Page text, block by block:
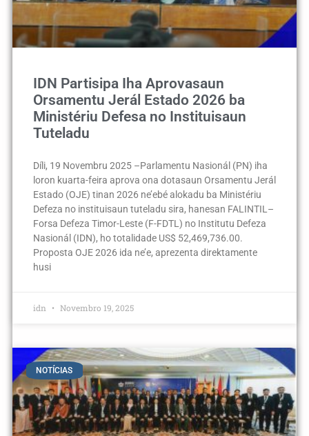
IDN Partisipa Iha Aprovasaun
Orsamentu Jerál Estado 2026 ba
Ministériu Defesa no Instituisaun
Tuteladu
Díli, 19 Novembru 2025 –Parlamentu Nasionál (PN) iha
loron kuarta-feira aprova ona dotasaun Orsamentu Jerál
Estado (OJE) tinan 2026 ne’ebé alokadu ba Ministériu
Defeza no instituisaun tuteladu sira, hanesan FALINTIL–
Forsa Defeza Timor-Leste (F-FDTL) no Institutu Defeza
Nasionál (IDN), ho totalidade US$ 52,469,736.00.
Proposta OJE 2026 ida ne’e, aprezenta direktamente
husi
idn Novembro 19, 2025
NOTÍCIAS